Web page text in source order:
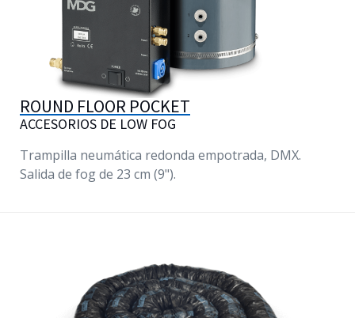
ROUND FLOOR POCKET
ACCESORIOS DE LOW FOG
Trampilla neumática redonda empotrada, DMX.
Salida de fog de 23 cm (9").